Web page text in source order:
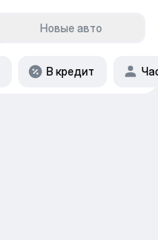
Новые авто
В кредит